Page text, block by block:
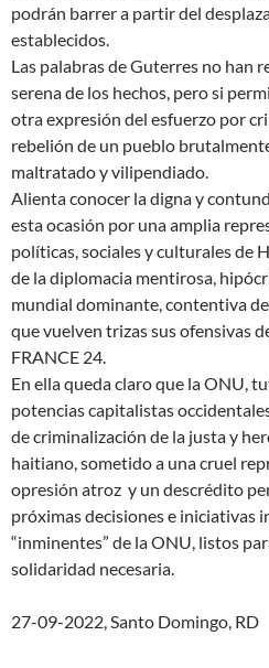
podrán barrer a partir del
establecidos.
Las palabras de Guterres no han
serena de los hechos, pero si
otra expresión del esfuerzo por
rebelión de un pueblo
maltratado y vilipendiado.
Alienta conocer la digna y
esta ocasión por una amplia
políticas, sociales y culturales de
de la diplomacia mentirosa,
mundial dominante, contentiva
que vuelven trizas sus ofensivas
FRANCE 24.
En ella queda claro que la ONU,
potencias capitalistas
de criminalización de la justa y
haitiano, sometido a una cruel
opresión atroz y un descrédito
próximas decisiones e iniciativas
“inminentes” de la ONU, listos
solidaridad necesaria.
27-09-2022, Santo Domingo, RD